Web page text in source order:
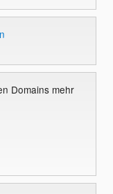
Domains mehr